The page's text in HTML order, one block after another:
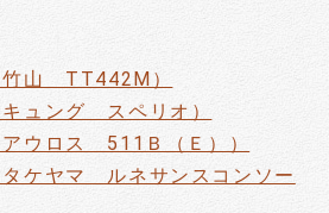
竹山 TT442M）
ュング スペリオ）
ウロス 511Ｂ（Ｅ））
タケヤマ ルネサンスコンソー